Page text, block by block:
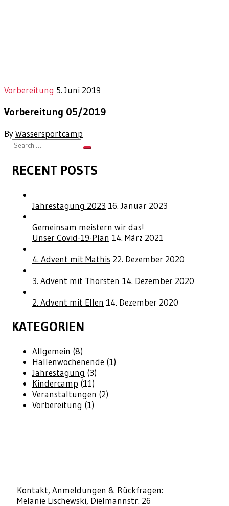
Vorbereitung 5. Juni 2019
Vorbereitung 05/2019
ByWassersportcamp
RECENT POSTS
Jahrestagung 2023 16. Januar 2023
Gemeinsam meistern wir das!
Unser Covid-19-Plan 14. März 2021
4. Advent mit Mathis 22. Dezember 2020
3. Advent mit Thorsten 14. Dezember 2020
2. Advent mit Ellen 14. Dezember 2020
KATEGORIEN
Allgemein (8)
Hallenwochenende (1)
Jahrestagung (3)
Kindercamp (11)
Veranstaltungen (2)
Vorbereitung (1)
Kontakt, Anmeldungen & Rückfragen:
Melanie Lischewski, Dielmannstr. 26